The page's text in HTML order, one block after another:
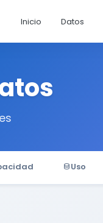
Inicio Datos
Uso